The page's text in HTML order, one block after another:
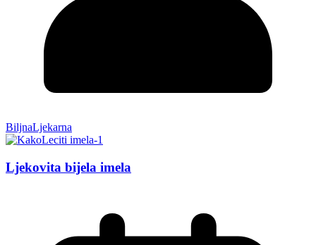
BiljnaLjekarna
Ljekovita bijela imela